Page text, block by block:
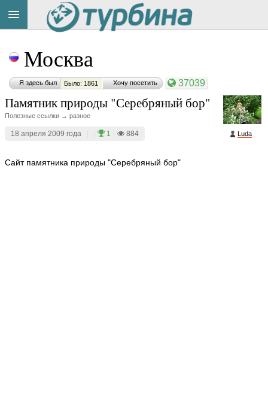
Москва
Я здесь был Было: 1861 Хочу посетить 37039
Luda
Памятник природы "Серебряный бор"
Полезные ссылки → разное
18 апреля 2009 года 1 884
Сайт памятника природы "Серебряный бор"
на
сайте: